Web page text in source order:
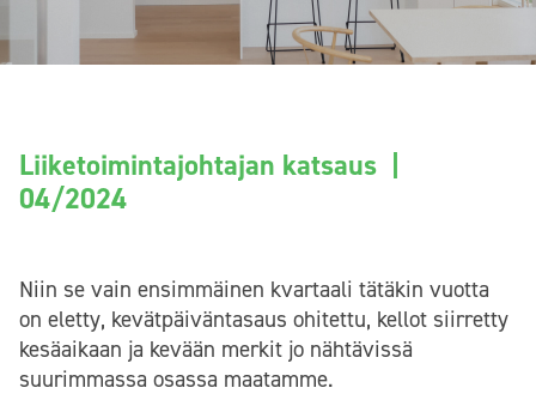
Liiketoimintajohtajan katsaus |
04/2024
Niin se vain ensimmäinen kvartaali tätäkin vuotta
on eletty, kevätpäiväntasaus ohitettu, kellot siirretty
kesäaikaan ja kevään merkit jo nähtävissä
suurimmassa osassa maatamme.